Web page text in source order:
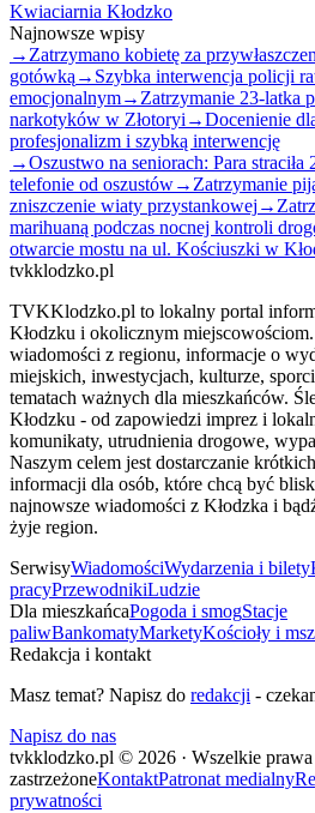
Kwiaciarnia Kłodzko
Najnowsze wpisy
→ Zatrzymano kobietę za
gotówką → Szybka interwencja policji
emocjonalnym→ Zatrzymanie 23-latka
narkotyków w Złotoryi →Docenienie
profesjonalizm i szybką interwencję
→Oszustwo na seniorach: Para straciła
telefonie od oszustów→ Zatrzymanie
zniszczenie wiaty przystankowej →
marihuaną podczas nocnej kontroli
otwarcie mostu na ul. Kościuszki w
tvkklodzko.pl
TVKKlodzko.pl to lokalny portal
Kłodzku i okolicznym
wiadomości z regionu, informacje o
miejskich, inwestycjach, kulturze,
tematach ważnych dla mieszkańców.
Kłodzku - od zapowiedzi imprez i
komunikaty, utrudnienia drogowe,
Naszym celem jest dostarczanie
informacji dla osób, które chcą być
najnowsze wiadomości z Kłodzka i
żyje region.
SerwisyWiadomościWydarzenia i bilety
pracyPrzewodnikiLudzie
Dla mieszkańcaPogoda i smogStacje
paliwBankomatyMarketyKościoły i
Redakcja i kontakt
Masz temat? Napisz do redakcji -
Napisz do nas
tvkklodzko.pl © 2026 · Wszelkie prawa
zastrzeżoneKontaktPatronat medialny
prywatności